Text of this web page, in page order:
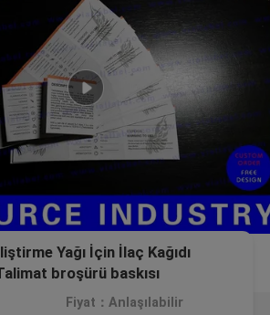
Yağı İçin İlaç Kağıdı
broşürü baskısı
Fiyat：Anlaşılabilir